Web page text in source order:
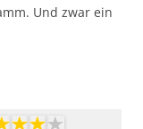
Und zwar ein